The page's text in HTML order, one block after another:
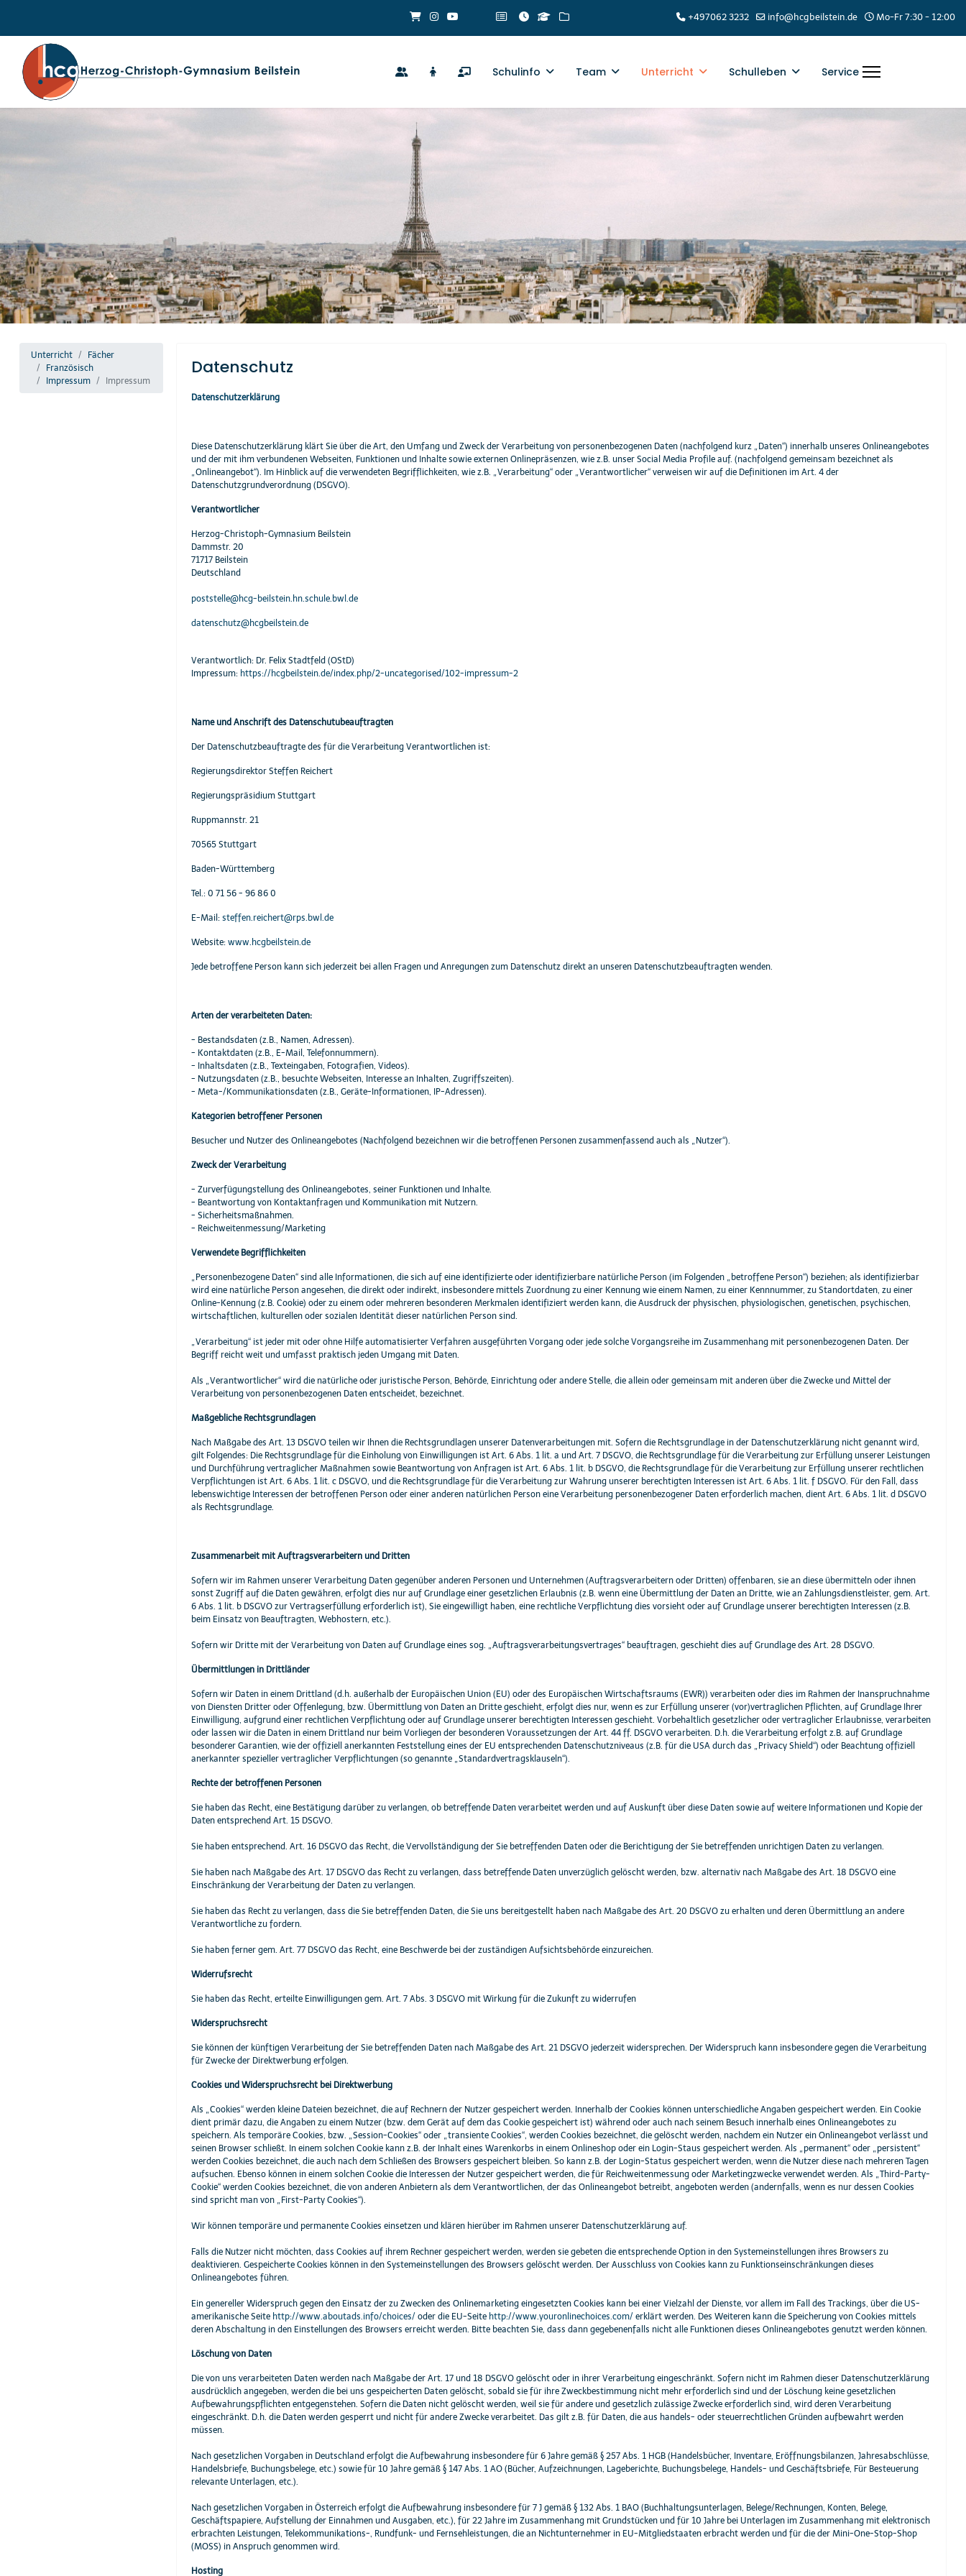
+497062 3232 info@hcgbeilstein.de Mo-Fr 7:30 - 12:00
Schulinfo Team Unterricht Schulleben Service
Unterricht
Fächer
Französisch
Impressum
Impressum
Datenschutz
Datenschutzerklärung
Diese Datenschutzerklärung klärt Sie über die Art, den Umfang und Zweck der Verarbeitung von personenbezogenen Daten (nachfolgend kurz „Daten“) innerhalb unseres Onlineangebotes
und der mit ihm verbundenen Webseiten, Funktionen und Inhalte sowie externen Onlinepräsenzen, wie z.B. unser Social Media Profile auf. (nachfolgend gemeinsam bezeichnet als
„Onlineangebot“). Im Hinblick auf die verwendeten Begrifflichkeiten, wie z.B. „Verarbeitung“ oder „Verantwortlicher“ verweisen wir auf die Definitionen im Art. 4 der
Datenschutzgrundverordnung (DSGVO).
Verantwortlicher
Herzog-Christoph-Gymnasium Beilstein
Dammstr. 20
71717 Beilstein
Deutschland
poststelle@hcg-beilstein.hn.schule.bwl.de
datenschutz@hcgbeilstein.de
Verantwortlich: Dr. Felix Stadtfeld (OStD)
Impressum: https://hcgbeilstein.de/index.php/2-uncategorised/102-impressum-2
Name und Anschrift des Datenschutubeauftragten
Der Datenschutzbeauftragte des für die Verarbeitung Verantwortlichen ist:
Regierungsdirektor Steffen Reichert
Regierungspräsidium Stuttgart
Ruppmannstr. 21
70565 Stuttgart
Baden-Württemberg
Tel.: 0 71 56 - 96 86 0
E-Mail: steffen.reichert@rps.bwl.de
Website: www.hcgbeilstein.de
Jede betroffene Person kann sich jederzeit bei allen Fragen und Anregungen zum Datenschutz direkt an unseren Datenschutzbeauftragten wenden.
Arten der verarbeiteten Daten:
- Bestandsdaten (z.B., Namen, Adressen).
- Kontaktdaten (z.B., E-Mail, Telefonnummern).
- Inhaltsdaten (z.B., Texteingaben, Fotografien, Videos).
- Nutzungsdaten (z.B., besuchte Webseiten, Interesse an Inhalten, Zugriffszeiten).
- Meta-/Kommunikationsdaten (z.B., Geräte-Informationen, IP-Adressen).
Kategorien betroffener Personen
Besucher und Nutzer des Onlineangebotes (Nachfolgend bezeichnen wir die betroffenen Personen zusammenfassend auch als „Nutzer“).
Zweck der Verarbeitung
- Zurverfügungstellung des Onlineangebotes, seiner Funktionen und Inhalte.
- Beantwortung von Kontaktanfragen und Kommunikation mit Nutzern.
- Sicherheitsmaßnahmen.
- Reichweitenmessung/Marketing
Verwendete Begrifflichkeiten
„Personenbezogene Daten“ sind alle Informationen, die sich auf eine identifizierte oder identifizierbare natürliche Person (im Folgenden „betroffene Person“) beziehen; als identifizierbar
wird eine natürliche Person angesehen, die direkt oder indirekt, insbesondere mittels Zuordnung zu einer Kennung wie einem Namen, zu einer Kennnummer, zu Standortdaten, zu einer
Online-Kennung (z.B. Cookie) oder zu einem oder mehreren besonderen Merkmalen identifiziert werden kann, die Ausdruck der physischen, physiologischen, genetischen, psychischen,
wirtschaftlichen, kulturellen oder sozialen Identität dieser natürlichen Person sind.
„Verarbeitung“ ist jeder mit oder ohne Hilfe automatisierter Verfahren ausgeführten Vorgang oder jede solche Vorgangsreihe im Zusammenhang mit personenbezogenen Daten. Der
Begriff reicht weit und umfasst praktisch jeden Umgang mit Daten.
Als „Verantwortlicher“ wird die natürliche oder juristische Person, Behörde, Einrichtung oder andere Stelle, die allein oder gemeinsam mit anderen über die Zwecke und Mittel der
Verarbeitung von personenbezogenen Daten entscheidet, bezeichnet.
Maßgebliche Rechtsgrundlagen
Nach Maßgabe des Art. 13 DSGVO teilen wir Ihnen die Rechtsgrundlagen unserer Datenverarbeitungen mit. Sofern die Rechtsgrundlage in der Datenschutzerklärung nicht genannt wird,
gilt Folgendes: Die Rechtsgrundlage für die Einholung von Einwilligungen ist Art. 6 Abs. 1 lit. a und Art. 7 DSGVO, die Rechtsgrundlage für die Verarbeitung zur Erfüllung unserer Leistungen
und Durchführung vertraglicher Maßnahmen sowie Beantwortung von Anfragen ist Art. 6 Abs. 1 lit. b DSGVO, die Rechtsgrundlage für die Verarbeitung zur Erfüllung unserer rechtlichen
Verpflichtungen ist Art. 6 Abs. 1 lit. c DSGVO, und die Rechtsgrundlage für die Verarbeitung zur Wahrung unserer berechtigten Interessen ist Art. 6 Abs. 1 lit. f DSGVO. Für den Fall, dass
lebenswichtige Interessen der betroffenen Person oder einer anderen natürlichen Person eine Verarbeitung personenbezogener Daten erforderlich machen, dient Art. 6 Abs. 1 lit. d DSGVO
als Rechtsgrundlage.
Zusammenarbeit mit Auftragsverarbeitern und Dritten
Sofern wir im Rahmen unserer Verarbeitung Daten gegenüber anderen Personen und Unternehmen (Auftragsverarbeitern oder Dritten) offenbaren, sie an diese übermitteln oder ihnen
sonst Zugriff auf die Daten gewähren, erfolgt dies nur auf Grundlage einer gesetzlichen Erlaubnis (z.B. wenn eine Übermittlung der Daten an Dritte, wie an Zahlungsdienstleister, gem. Art.
6 Abs. 1 lit. b DSGVO zur Vertragserfüllung erforderlich ist), Sie eingewilligt haben, eine rechtliche Verpflichtung dies vorsieht oder auf Grundlage unserer berechtigten Interessen (z.B.
beim Einsatz von Beauftragten, Webhostern, etc.).
Sofern wir Dritte mit der Verarbeitung von Daten auf Grundlage eines sog. „Auftragsverarbeitungsvertrages“ beauftragen, geschieht dies auf Grundlage des Art. 28 DSGVO.
Übermittlungen in Drittländer
Sofern wir Daten in einem Drittland (d.h. außerhalb der Europäischen Union (EU) oder des Europäischen Wirtschaftsraums (EWR)) verarbeiten oder dies im Rahmen der Inanspruchnahme
von Diensten Dritter oder Offenlegung, bzw. Übermittlung von Daten an Dritte geschieht, erfolgt dies nur, wenn es zur Erfüllung unserer (vor)vertraglichen Pflichten, auf Grundlage Ihrer
Einwilligung, aufgrund einer rechtlichen Verpflichtung oder auf Grundlage unserer berechtigten Interessen geschieht. Vorbehaltlich gesetzlicher oder vertraglicher Erlaubnisse, verarbeiten
oder lassen wir die Daten in einem Drittland nur beim Vorliegen der besonderen Voraussetzungen der Art. 44 ff. DSGVO verarbeiten. D.h. die Verarbeitung erfolgt z.B. auf Grundlage
besonderer Garantien, wie der offiziell anerkannten Feststellung eines der EU entsprechenden Datenschutzniveaus (z.B. für die USA durch das „Privacy Shield“) oder Beachtung offiziell
anerkannter spezieller vertraglicher Verpflichtungen (so genannte „Standardvertragsklauseln“).
Rechte der betroffenen Personen
Sie haben das Recht, eine Bestätigung darüber zu verlangen, ob betreffende Daten verarbeitet werden und auf Auskunft über diese Daten sowie auf weitere Informationen und Kopie der
Daten entsprechend Art. 15 DSGVO.
Sie haben entsprechend. Art. 16 DSGVO das Recht, die Vervollständigung der Sie betreffenden Daten oder die Berichtigung der Sie betreffenden unrichtigen Daten zu verlangen.
Sie haben nach Maßgabe des Art. 17 DSGVO das Recht zu verlangen, dass betreffende Daten unverzüglich gelöscht werden, bzw. alternativ nach Maßgabe des Art. 18 DSGVO eine
Einschränkung der Verarbeitung der Daten zu verlangen.
Sie haben das Recht zu verlangen, dass die Sie betreffenden Daten, die Sie uns bereitgestellt haben nach Maßgabe des Art. 20 DSGVO zu erhalten und deren Übermittlung an andere
Verantwortliche zu fordern.
Sie haben ferner gem. Art. 77 DSGVO das Recht, eine Beschwerde bei der zuständigen Aufsichtsbehörde einzureichen.
Widerrufsrecht
Sie haben das Recht, erteilte Einwilligungen gem. Art. 7 Abs. 3 DSGVO mit Wirkung für die Zukunft zu widerrufen
Widerspruchsrecht
Sie können der künftigen Verarbeitung der Sie betreffenden Daten nach Maßgabe des Art. 21 DSGVO jederzeit widersprechen. Der Widerspruch kann insbesondere gegen die Verarbeitung
für Zwecke der Direktwerbung erfolgen.
Cookies und Widerspruchsrecht bei Direktwerbung
Als „Cookies“ werden kleine Dateien bezeichnet, die auf Rechnern der Nutzer gespeichert werden. Innerhalb der Cookies können unterschiedliche Angaben gespeichert werden. Ein Cookie
dient primär dazu, die Angaben zu einem Nutzer (bzw. dem Gerät auf dem das Cookie gespeichert ist) während oder auch nach seinem Besuch innerhalb eines Onlineangebotes zu
speichern. Als temporäre Cookies, bzw. „Session-Cookies“ oder „transiente Cookies“, werden Cookies bezeichnet, die gelöscht werden, nachdem ein Nutzer ein Onlineangebot verlässt und
seinen Browser schließt. In einem solchen Cookie kann z.B. der Inhalt eines Warenkorbs in einem Onlineshop oder ein Login-Staus gespeichert werden. Als „permanent“ oder „persistent“
werden Cookies bezeichnet, die auch nach dem Schließen des Browsers gespeichert bleiben. So kann z.B. der Login-Status gespeichert werden, wenn die Nutzer diese nach mehreren Tagen
aufsuchen. Ebenso können in einem solchen Cookie die Interessen der Nutzer gespeichert werden, die für Reichweitenmessung oder Marketingzwecke verwendet werden. Als „Third-Party-
Cookie“ werden Cookies bezeichnet, die von anderen Anbietern als dem Verantwortlichen, der das Onlineangebot betreibt, angeboten werden (andernfalls, wenn es nur dessen Cookies
sind spricht man von „First-Party Cookies“).
Wir können temporäre und permanente Cookies einsetzen und klären hierüber im Rahmen unserer Datenschutzerklärung auf.
Falls die Nutzer nicht möchten, dass Cookies auf ihrem Rechner gespeichert werden, werden sie gebeten die entsprechende Option in den Systemeinstellungen ihres Browsers zu
deaktivieren. Gespeicherte Cookies können in den Systemeinstellungen des Browsers gelöscht werden. Der Ausschluss von Cookies kann zu Funktionseinschränkungen dieses
Onlineangebotes führen.
Ein genereller Widerspruch gegen den Einsatz der zu Zwecken des Onlinemarketing eingesetzten Cookies kann bei einer Vielzahl der Dienste, vor allem im Fall des Trackings, über die US-
amerikanische Seite http://www.aboutads.info/choices/ oder die EU-Seite http://www.youronlinechoices.com/ erklärt werden. Des Weiteren kann die Speicherung von Cookies mittels
deren Abschaltung in den Einstellungen des Browsers erreicht werden. Bitte beachten Sie, dass dann gegebenenfalls nicht alle Funktionen dieses Onlineangebotes genutzt werden können.
Löschung von Daten
Die von uns verarbeiteten Daten werden nach Maßgabe der Art. 17 und 18 DSGVO gelöscht oder in ihrer Verarbeitung eingeschränkt. Sofern nicht im Rahmen dieser Datenschutzerklärung
ausdrücklich angegeben, werden die bei uns gespeicherten Daten gelöscht, sobald sie für ihre Zweckbestimmung nicht mehr erforderlich sind und der Löschung keine gesetzlichen
Aufbewahrungspflichten entgegenstehen. Sofern die Daten nicht gelöscht werden, weil sie für andere und gesetzlich zulässige Zwecke erforderlich sind, wird deren Verarbeitung
eingeschränkt. D.h. die Daten werden gesperrt und nicht für andere Zwecke verarbeitet. Das gilt z.B. für Daten, die aus handels- oder steuerrechtlichen Gründen aufbewahrt werden
müssen.
Nach gesetzlichen Vorgaben in Deutschland erfolgt die Aufbewahrung insbesondere für 6 Jahre gemäß § 257 Abs. 1 HGB (Handelsbücher, Inventare, Eröffnungsbilanzen, Jahresabschlüsse,
Handelsbriefe, Buchungsbelege, etc.) sowie für 10 Jahre gemäß § 147 Abs. 1 AO (Bücher, Aufzeichnungen, Lageberichte, Buchungsbelege, Handels- und Geschäftsbriefe, Für Besteuerung
relevante Unterlagen, etc.).
Nach gesetzlichen Vorgaben in Österreich erfolgt die Aufbewahrung insbesondere für 7 J gemäß § 132 Abs. 1 BAO (Buchhaltungsunterlagen, Belege/Rechnungen, Konten, Belege,
Geschäftspapiere, Aufstellung der Einnahmen und Ausgaben, etc.), für 22 Jahre im Zusammenhang mit Grundstücken und für 10 Jahre bei Unterlagen im Zusammenhang mit elektronisch
erbrachten Leistungen, Telekommunikations-, Rundfunk- und Fernsehleistungen, die an Nichtunternehmer in EU-Mitgliedstaaten erbracht werden und für die der Mini-One-Stop-Shop
(MOSS) in Anspruch genommen wird.
Hosting